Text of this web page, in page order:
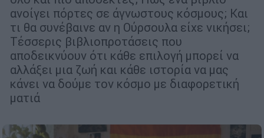
ανοίγει πόρτες σε άγνωστους κόσμους; Και
τι θα συνέβαινε αν η Ούρσουλα είχε νικήσει;
Τέσσερις βιβλιοπροτάσεις που
αποδεικνύουν ότι κάθε επιλογή μπορεί να
αλλάξει μια ζωή και κάθε ιστορία να μας
κάνει να δούμε τον κόσμο με διαφορετική
ματιά